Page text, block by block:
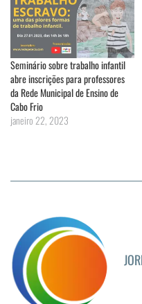
Seminário sobre trabalho infantil
abre inscrições para professores
da Rede Municipal de Ensino de
Cabo Frio
janeiro 22, 2023